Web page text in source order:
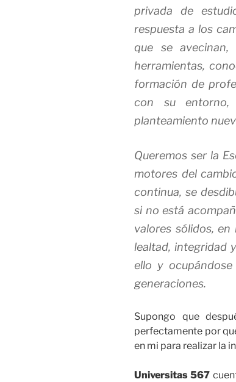
privada de
respuesta a los
que se
herramientas,
formación de
con su
planteamiento
Queremos ser la
motores del
continua, se
si no está
valores sólidos,
lealtad, integridad
ello y
generaciones.
Supongo que
perfectamente por
en mi para realizar la
Universitas 567